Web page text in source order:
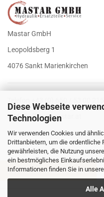
Diese Webseite
Technologien
Wir verwenden Cookies und
Drittanbietern, um die
gewährleisten, die Nutzung
ein bestmögliches
Informationen finden Sie in
Alle
Mastar GmbH
Leopoldsberg 1
4076 Sankt Marienkirchen
E-Mailoffice@mastar.at
VERTRAG WIDERRUFEN